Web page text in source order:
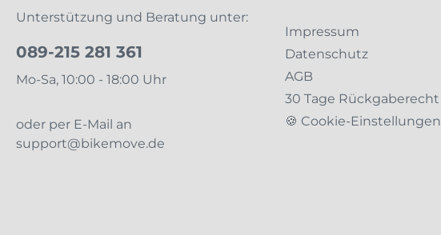
Unterstützung und Beratung unter:
089-215 281 361
Mo-Sa, 10:00 - 18:00 Uhr
oder per E-Mail an
support@bikemove.de
Impressum
Datenschutz
AGB
30 Tage Rückgaberecht
🍪 Cookie-Einstellungen